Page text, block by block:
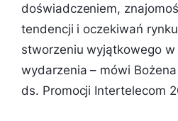
doświadczeniem,
tendencji i oczekiwań
stworzeniu wyjątkowego w
wydarzenia – mówi
ds. Promocji Intertelecom